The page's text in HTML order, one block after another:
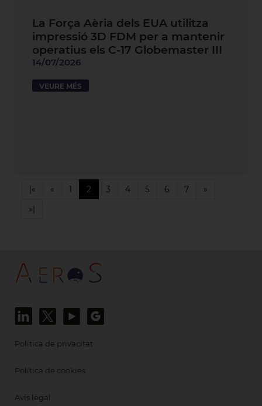
La Força Aèria dels EUA utilitza
impressió 3D FDM per a mantenir
operatius els C-17 Globemaster III
14/07/2026
VEURE MÉS
|« « 1 2 3 4 5 6 7
»
»|
Política de privacitat
Política de cookies
Avís legal